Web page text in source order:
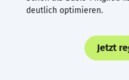
deutlich optimieren.
Jetzt